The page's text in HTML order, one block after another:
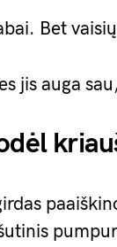
Bet
jis auga